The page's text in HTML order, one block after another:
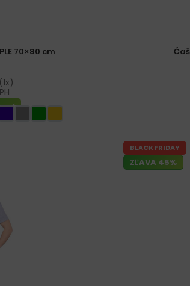
70×80 cm
(1x)
BLACK FRIDAY
ZĽAVA 45%